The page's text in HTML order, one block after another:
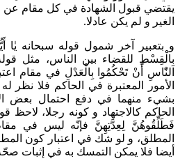
يقتضي قبول الشهادة في كل مقام
الغير و لم يكن عادلا.
و بتعبير آخر شمول قوله سبحانه يٰا
بِالْقِسْطِ للقضاء بين الناس، مثل
النّٰاسِ أَنْ تَحْكُمُوا بِالْعَدْلِ في مقام
الأمور المعتبرة في الحاكم فلا نظر
بشي‌ء منهما في دفع احتمال بعض
الحاكم كالاجتهاد و كونه رجلا، لاحظ
فَطَلِّقُوهُنَّ لِعِدَّتِهِنَّ فإنّه ليس في مقام
المطلق، و لو شك في اعتبار كون
أيضا فلا يمكن التمسك به في إثبات